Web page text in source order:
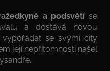
a podsvětí se
a dostává novou
se svými city
její nepřítomnosti našel